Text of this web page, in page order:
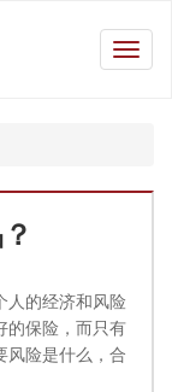
升
宏
的经济和风险
的保险，而只有
风险是什么，合